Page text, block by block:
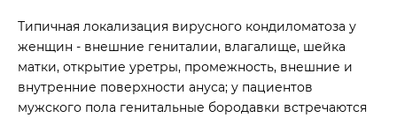
Типичная локализация вирусного кондиломатоза у
женщин - внешние гениталии, влагалище, шейка
матки, открытие уретры, промежность, внешние и
внутренние поверхности ануса; у пациентов
мужского пола генитальные бородавки встречаются